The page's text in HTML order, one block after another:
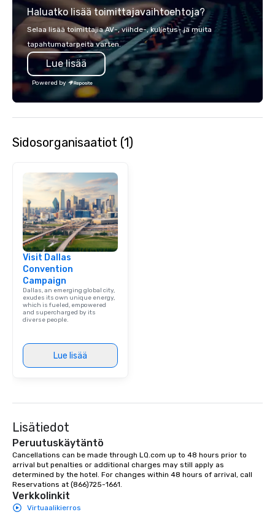
300 people, Robot
up to 500 people,
200 people, and
Haluatko lisää toimittajavaihtoehtoja?
Selaa lisää toimittajia AV-, viihde-, kuljetus- ja muita
tapahtumatarpeita varten.
Lue lisää
Powered by
Sidosorganisaatiot (1)
Visit Dallas
Convention
Campaign
Dallas, an emerging global city,
exudes its own unique energy,
which is fueled, empowered
and supercharged by its
diverse people.
Lue lisää
Lisätiedot
Peruutuskäytäntö
Cancellations can be made through LQ.com up to 48 hours prior to
arrival but penalties or additional charges may still apply as
determined by the hotel. For changes within 48 hours of arrival, call
Reservations at (866)725-1661.
Verkkolinkit
Virtuaalikierros